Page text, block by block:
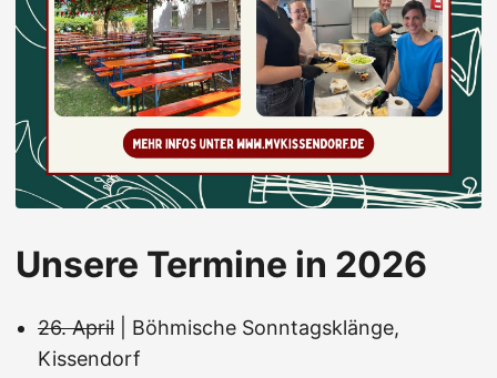
Unsere Termine in 2026
26. April | Böhmische Sonntagsklänge,
Kissendorf